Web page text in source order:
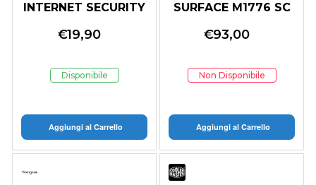
INTERNET SECURITY
ATTACH DEAL PRO
€19,90
Disponibile
Aggiungi al Carrello
SURFACE M1776 SC
€93,00
Non Disponibile
Aggiungi al Carrello